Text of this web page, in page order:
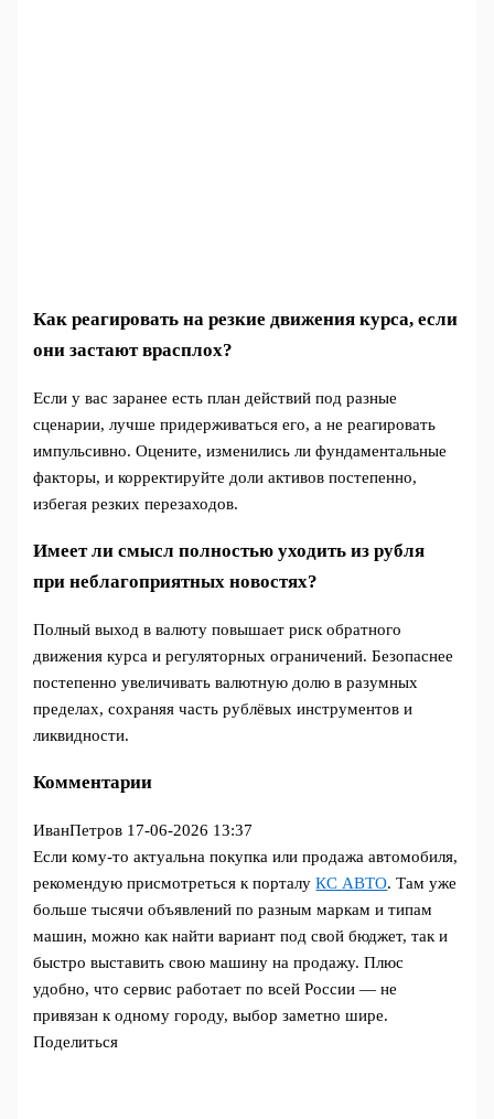
Как реагировать на резкие движения курса, если
они застают врасплох?
Если у вас заранее есть план действий под разные
сценарии, лучше придерживаться его, а не реагировать
импульсивно. Оцените, изменились ли фундаментальные
факторы, и корректируйте доли активов постепенно,
избегая резких перезаходов.
Имеет ли смысл полностью уходить из рубля
при неблагоприятных новостях?
Полный выход в валюту повышает риск обратного
движения курса и регуляторных ограничений. Безопаснее
постепенно увеличивать валютную долю в разумных
пределах, сохраняя часть рублёвых инструментов и
ликвидности.
Комментарии
ИванПетров 17-06-2026 13:37
Если кому-то актуальна покупка или продажа автомобиля,
рекомендую присмотреться к порталуКС АВТО. Там уже
больше тысячи объявлений по разным маркам и типам
машин, можно как найти вариант под свой бюджет, так и
быстро выставить свою машину на продажу. Плюс
удобно, что сервис работает по всей России — не
привязан к одному городу, выбор заметно шире.
Поделиться